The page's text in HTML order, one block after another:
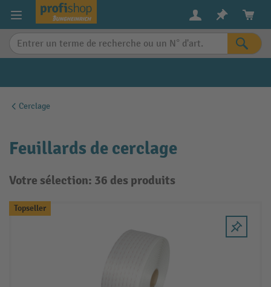
content
Cerclage
Feuillards de cerclage
Votre sélection: 36 des produits
Topseller